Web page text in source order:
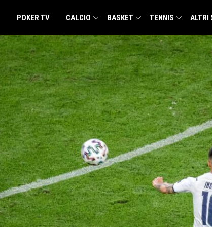
POKER TV CALCIO BASKET TENNIS ALTRI